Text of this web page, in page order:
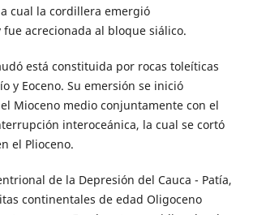
cual la cordillera emergió
acrecionada al bloque siálico.
está constituida por rocas toleíticas
y Eoceno. Su emersión se inició
Mioceno medio conjuntamente con el
interoceánica, la cual se cortó
el Plioceno.
de la Depresión del Cauca - Patía,
continentales de edad Oligoceno